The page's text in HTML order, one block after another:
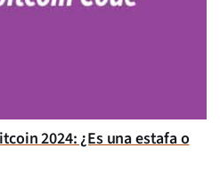
2024: ¿Es una estafa o